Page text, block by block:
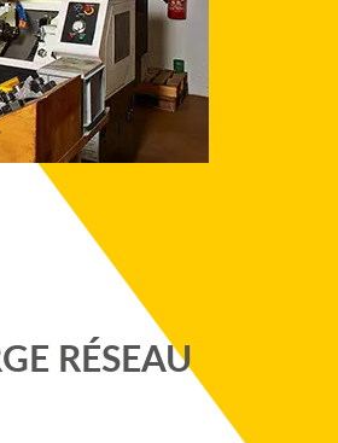
RÉSEAU